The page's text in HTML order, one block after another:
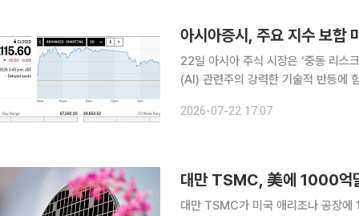
아시아증시, 주요 지수 보
22일 아시아 주식 시장은 ‘중동 리스
(AI) 관련주의 강력한 기술적 반등에 힘입어 전
었다. 전날 뉴욕 증시에서 필라델
2026-07-22 17:07
대만 TSMC가 미국 애리조나 공장